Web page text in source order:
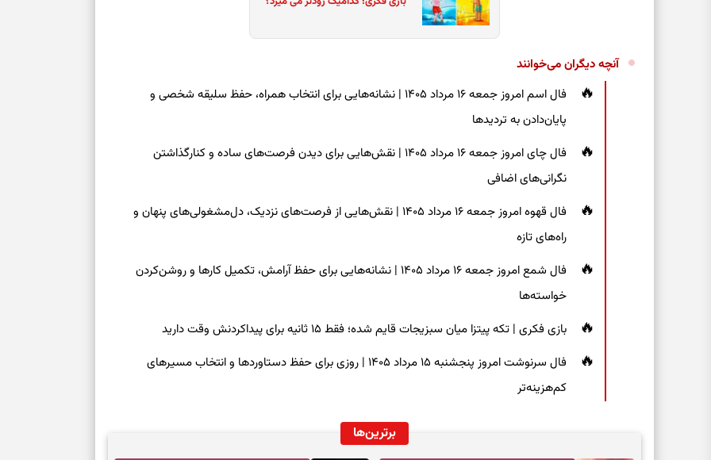
آنچه دیگران می‌خوانند
فال اسم امروز جمعه ۱۶ مرداد ۱۴۰۵ | نشانه‌هایی برای انتخاب همراه، حفظ سلیقه شخصی و
پایان‌دادن به تردیدها
فال چای امروز جمعه ۱۶ مرداد ۱۴۰۵ | نقش‌هایی برای دیدن فرصت‌های ساده و کنارگذاشتن
نگرانی‌های اضافی
فال قهوه امروز جمعه ۱۶ مرداد ۱۴۰۵ | نقش‌هایی از فرصت‌های نزدیک، دل‌مشغولی‌های پنهان و
راه‌های تازه
فال شمع امروز جمعه ۱۶ مرداد ۱۴۰۵ | نشانه‌هایی برای حفظ آرامش، تکمیل کارها و روشن‌کردن
خواسته‌ها
بازی فکری | تکه پیتزا میان سبزیجات قایم شده؛ فقط ۱۵ ثانیه برای پیداکردنش وقت دارید
فال سرنوشت امروز پنجشنبه ۱۵ مرداد ۱۴۰۵ | روزی برای حفظ دستاوردها و انتخاب مسیرهای
کم‌هزینه‌تر
برترین‌ها